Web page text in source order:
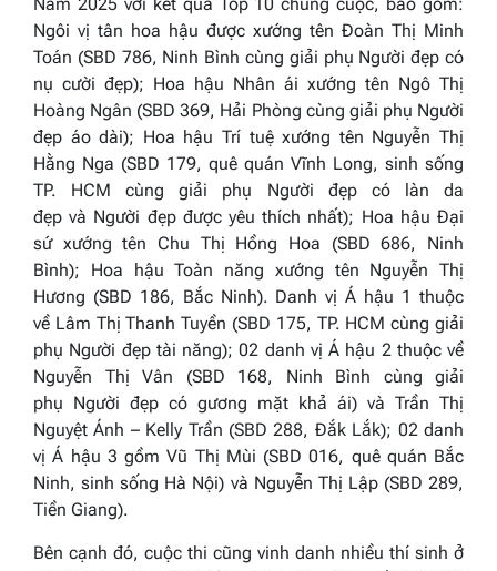
Ngôi vị tân hoa hậu được xướng tên Đoàn Thị Minh
Toán (SBD 786, Ninh Bình cùng giải phụ Người đẹp có
nụ cười đẹp); Hoa hậu Nhân ái xướng tên Ngô Thị
Hoàng Ngân (SBD 369, Hải Phòng cùng giải phụ Người
đẹp áo dài); Hoa hậu Trí tuệxướng tên Nguyễn Thị
Hằng Nga (SBD 179, quê quán Vĩnh Long, sinh sống
TP. HCM cùng giải phụ Người đẹp có làn da
đẹpvà Người đẹp được yêu thích nhất); Hoa hậu Đại
sứ xướng tên Chu Thị Hồng Hoa (SBD 686, Ninh
Bình); Hoa hậu Toàn năng xướng tên Nguyễn Thị
Hương (SBD 186, Bắc Ninh). Danh vị Á hậu 1 thuộc
về Lâm Thị Thanh Tuyền (SBD 175, TP. HCM cùng giải
phụ Người đẹptài năng); 02 danh vị Á hậu 2 thuộc về
Nguyễn Thị Vân (SBD 168, Ninh Bình cùng giải
phụ Người đẹp có gương mặt khả ái) và Trần Thị
Nguyệt Ánh – Kelly Trần (SBD 288, Đắk Lắk); 02 danh
vị Á hậu 3 gồm Vũ Thị Mùi (SBD 016, quê quán Bắc
Ninh, sinh sống Hà Nội) và Nguyễn Thị Lập (SBD 289,
Tiền Giang).
Bên cạnh đó, cuộc thi cũng vinh danh nhiều thí sinh ở